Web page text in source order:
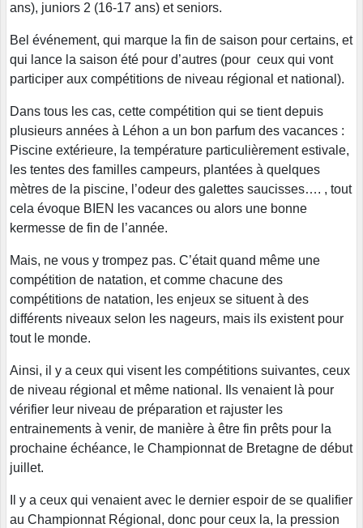
ans), juniors 2 (16-17 ans) et seniors.
Bel événement, qui marque la fin de saison pour certains, et
qui lance la saison été pour d’autres (pour ceux qui vont
participer aux compétitions de niveau régional et national).
Dans tous les cas, cette compétition qui se tient depuis
plusieurs années à Léhon a un bon parfum des vacances :
Piscine extérieure, la température particulièrement estivale,
les tentes des familles campeurs, plantées à quelques
mètres de la piscine, l’odeur des galettes saucisses…. , tout
cela évoque BIEN les vacances ou alors une bonne
kermesse de fin de l’année.
Mais, ne vous y trompez pas. C’était quand même une
compétition de natation, et comme chacune des
compétitions de natation, les enjeux se situent à des
différents niveaux selon les nageurs, mais ils existent pour
tout le monde.
Ainsi, il y a ceux qui visent les compétitions suivantes, ceux
de niveau régional et même national. Ils venaient là pour
vérifier leur niveau de préparation et rajuster les
entrainements à venir, de manière à être fin prêts pour la
prochaine échéance, le Championnat de Bretagne de début
juillet.
Il y a ceux qui venaient avec le dernier espoir de se qualifier
au Championnat Régional, donc pour ceux la, la pression